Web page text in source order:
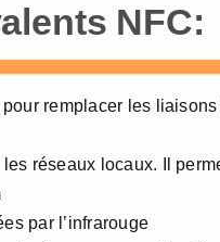
NFC:
pour remplacer les
réseaux locaux. Il
par l’infrarouge